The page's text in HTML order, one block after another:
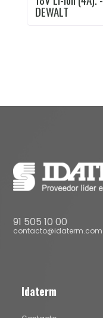
DEWALT
91 505 10 00
contacto@idaterm.com
Idaterm